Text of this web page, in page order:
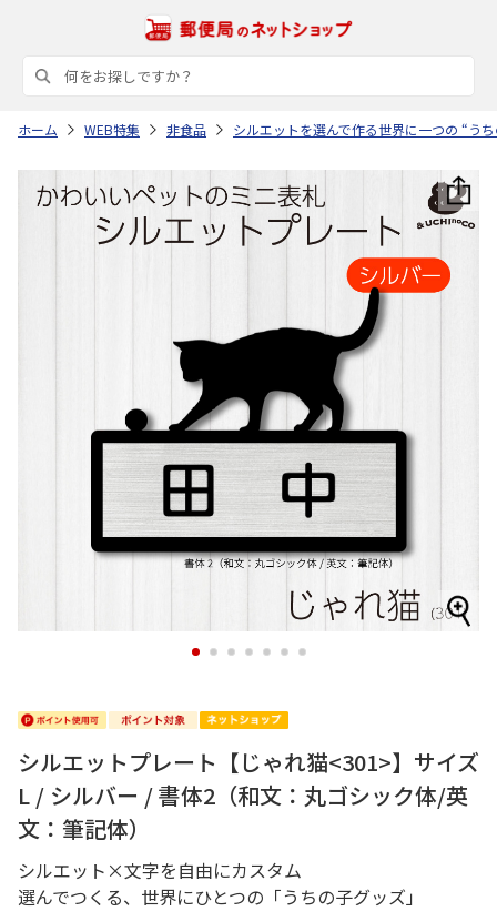
ホーム WEB特集 非食品 シルエットを選んで作る世界に一つの “う
1 2 3 4 5 6 7
シルエットプレート【じゃれ猫<301>】サイズ
L / シルバー / 書体2（和文：丸ゴシック体/英
文：筆記体）
シルエット×文字を自由にカスタム
選んでつくる、世界にひとつの「うちの子グッズ」